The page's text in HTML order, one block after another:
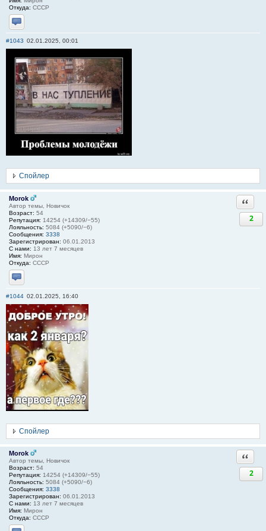
Откуда: СССР
Отправить личное сообщение
#1043 02.01.2025, 00:01
Спойлер
Morok
Автор темы, Новичок
Возраст: 54
Репутация: 14254 (+14309/−55)
Лояльность: 5084 (+5090/−6)
Сообщения: 3338
Зарегистрирован: 06.01.2013
С нами: 13 лет 7 месяцев
Имя: Мирон
Откуда: СССР
Отправить личное сообщение
2
#1044 02.01.2025, 16:40
Спойлер
Morok
Автор темы, Новичок
Возраст: 54
Репутация: 14254 (+14309/−55)
Лояльность: 5084 (+5090/−6)
Сообщения: 3338
Зарегистрирован: 06.01.2013
С нами: 13 лет 7 месяцев
Имя: Мирон
Откуда: СССР
2